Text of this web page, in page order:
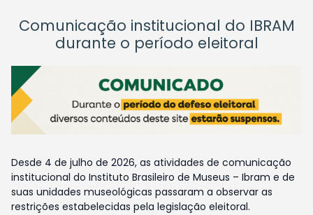
Comunicação institucional do IBRAM
durante o período eleitoral
Desde 4 de julho de 2026, as atividades de comunicação
institucional do Instituto Brasileiro de Museus – Ibram e de
suas unidades museológicas passaram a observar as
restrições estabelecidas pela legislação eleitoral.